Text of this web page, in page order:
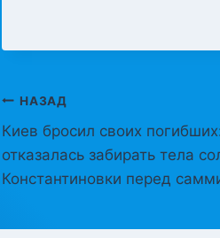
Навигация
по
записям
НАЗАД
Киев бросил своих
отказалась забирать тела
Константиновки перед